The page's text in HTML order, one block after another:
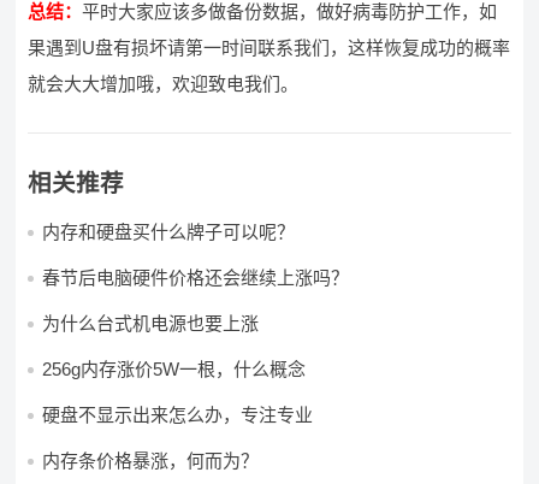
总结：平时大家应该多做备份数据，做好病毒防护工作，如
果遇到U盘有损坏请第一时间联系我们，这样恢复成功的概率
就会大大增加哦，欢迎致电我们。
相关推荐
内存和硬盘买什么牌子可以呢？
春节后电脑硬件价格还会继续上涨吗？
为什么台式机电源也要上涨
256g内存涨价5W一根，什么概念
硬盘不显示出来怎么办，专注专业
内存条价格暴涨，何而为？